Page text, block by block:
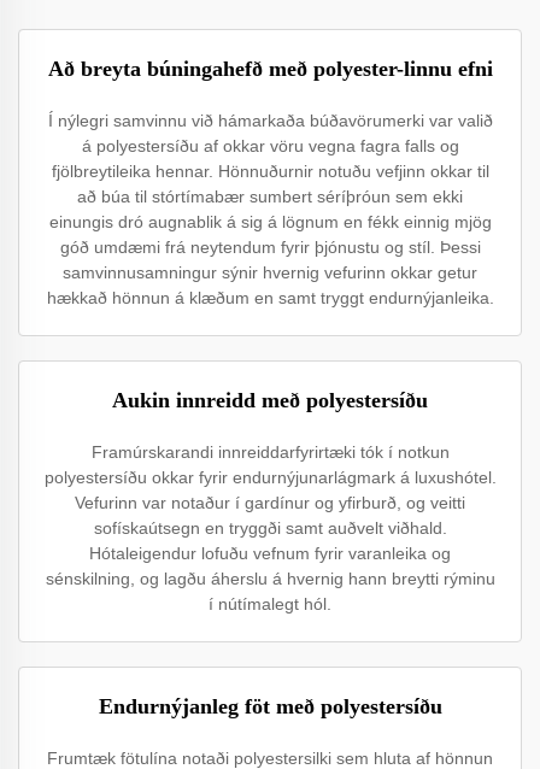
Að breyta búningahefð með polyester-linnu efni
Í nýlegri samvinnu við hámarkaða búðavörumerki var valið
á polyestersíðu af okkar vöru vegna fagra falls og
fjölbreytileika hennar. Hönnuðurnir notuðu vefjinn okkar til
að búa til stórtímabær sumbert séríþróun sem ekki
einungis dró augnablik á sig á lögnum en fékk einnig mjög
góð umdæmi frá neytendum fyrir þjónustu og stíl. Þessi
samvinnusamningur sýnir hvernig vefurinn okkar getur
hækkað hönnun á klæðum en samt tryggt endurnýjanleika.
Aukin innreidd með polyestersíðu
Framúrskarandi innreiddarfyrirtæki tók í notkun
polyestersíðu okkar fyrir endurnýjunarlágmark á luxushótel.
Vefurinn var notaður í gardínur og yfirburð, og veitti
sofískaútsegn en tryggði samt auðvelt viðhald.
Hótaleigendur lofuðu vefnum fyrir varanleika og
sénskilning, og lagðu áherslu á hvernig hann breytti rýminu
í nútímalegt hól.
Endurnýjanleg föt með polyestersíðu
Frumtæk fötulína notaði polyestersilki sem hluta af hönnun